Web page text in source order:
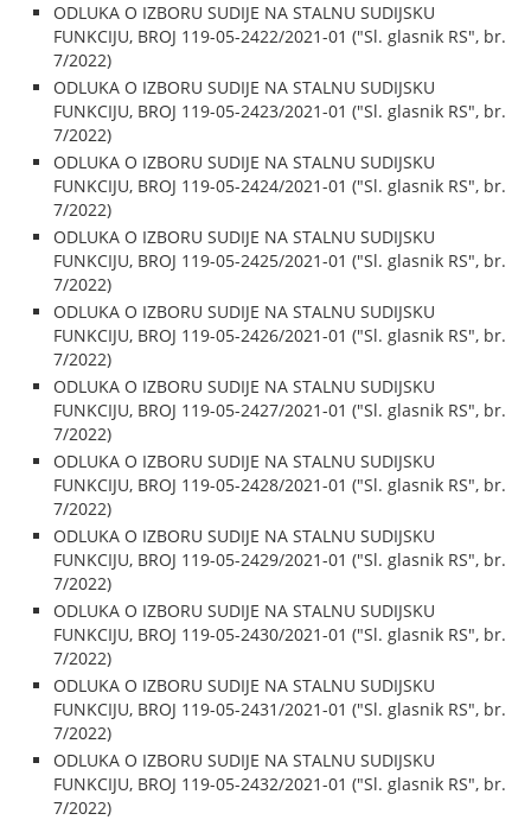
ODLUKA O IZBORU SUDIJE NA STALNU SUDIJSKU
FUNKCIJU, BROJ 119-05-2422/2021-01 ("Sl. glasnik RS", br.
7/2022)
ODLUKA O IZBORU SUDIJE NA STALNU SUDIJSKU
FUNKCIJU, BROJ 119-05-2423/2021-01 ("Sl. glasnik RS", br.
7/2022)
ODLUKA O IZBORU SUDIJE NA STALNU SUDIJSKU
FUNKCIJU, BROJ 119-05-2424/2021-01 ("Sl. glasnik RS", br.
7/2022)
ODLUKA O IZBORU SUDIJE NA STALNU SUDIJSKU
FUNKCIJU, BROJ 119-05-2425/2021-01 ("Sl. glasnik RS", br.
7/2022)
ODLUKA O IZBORU SUDIJE NA STALNU SUDIJSKU
FUNKCIJU, BROJ 119-05-2426/2021-01 ("Sl. glasnik RS", br.
7/2022)
ODLUKA O IZBORU SUDIJE NA STALNU SUDIJSKU
FUNKCIJU, BROJ 119-05-2427/2021-01 ("Sl. glasnik RS", br.
7/2022)
ODLUKA O IZBORU SUDIJE NA STALNU SUDIJSKU
FUNKCIJU, BROJ 119-05-2428/2021-01 ("Sl. glasnik RS", br.
7/2022)
ODLUKA O IZBORU SUDIJE NA STALNU SUDIJSKU
FUNKCIJU, BROJ 119-05-2429/2021-01 ("Sl. glasnik RS", br.
7/2022)
ODLUKA O IZBORU SUDIJE NA STALNU SUDIJSKU
FUNKCIJU, BROJ 119-05-2430/2021-01 ("Sl. glasnik RS", br.
7/2022)
ODLUKA O IZBORU SUDIJE NA STALNU SUDIJSKU
FUNKCIJU, BROJ 119-05-2431/2021-01 ("Sl. glasnik RS", br.
7/2022)
ODLUKA O IZBORU SUDIJE NA STALNU SUDIJSKU
FUNKCIJU, BROJ 119-05-2432/2021-01 ("Sl. glasnik RS", br.
7/2022)